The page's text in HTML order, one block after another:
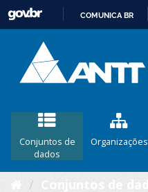
COMUNICA BR
Conjuntos de
dados
Organizações